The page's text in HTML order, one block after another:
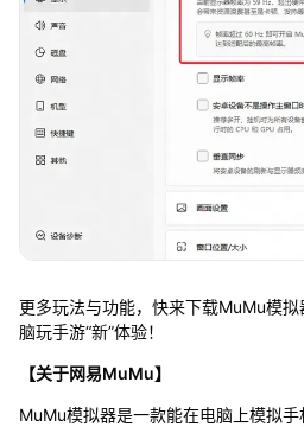
更多玩法与功能，快来下载MuMu模
脑玩手游“新”体验！
【关于网易MuMu】
MuMu模拟器是一款能在电脑上模拟